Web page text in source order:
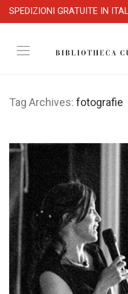
Tag Archives: fotografie